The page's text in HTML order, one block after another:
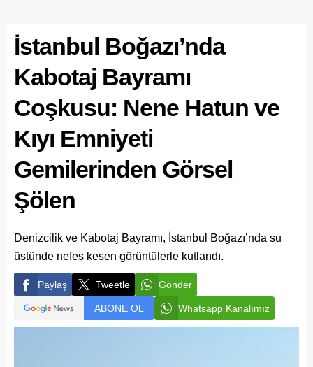
İstanbul Boğazı’nda
Kabotaj Bayramı
Coşkusu: Nene Hatun ve
Kıyı Emniyeti
Gemilerinden Görsel
Şölen
Denizcilik ve Kabotaj Bayramı, İstanbul Boğazı’nda su
üstünde nefes kesen görüntülerle kutlandı.
Paylaş Tweetle Gönder
ABONE OL Whatsapp Kanalımız